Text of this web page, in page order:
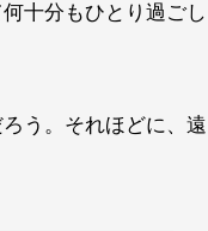
十分もひとり過ごし
う。それほどに、遠